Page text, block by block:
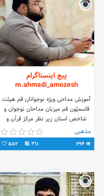
پیج اینستاگرام
m.ahmadi_amozesh
آموزش مداحی ویژه نوجوانان قم هیئت
قاسمیّون قم میزبان مداحان نوجوان و
شاخص استان زیر نظر مرکز قرآن و
حدیث حرم مطهر صفائیه روبروی ک۱۹ /
۰۹۱۰۹۶۴۵۸۳۱
مذهبی
311
552